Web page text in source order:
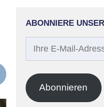
ABONNIERE
Adresse
Abonnieren